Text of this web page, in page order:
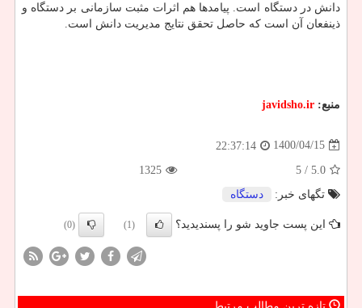
دانش در دستگاه است. پیامدها هم اثرات مثبت سازمانی بر دستگاه و
ذینفعان آن است که حاصل تحقق نتایج مدیریت دانش است.
منبع: javidsho.ir
1400/04/15
22:37:14
5.0
/ 5
1325
تگهای خبر:
دستگاه
این پست جاوید شو را پسندیدید؟ (1)
(0)